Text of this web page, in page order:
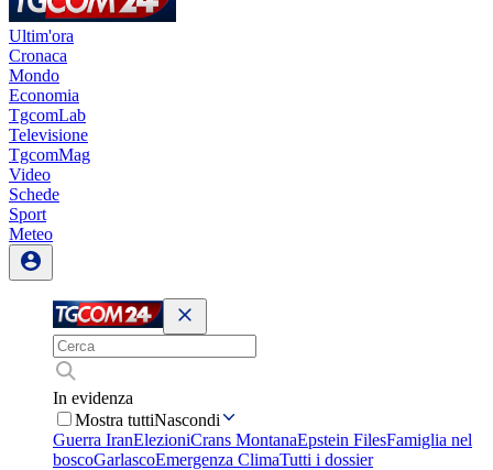
Ultim'ora
Cronaca
Mondo
Economia
TgcomLab
Televisione
TgcomMag
Video
Schede
Sport
Meteo
In evidenza
Mostra tuttiNascondi
Guerra IranElezioniCrans MontanaEpstein FilesFamiglia nel
boscoGarlascoEmergenza ClimaTutti i dossier